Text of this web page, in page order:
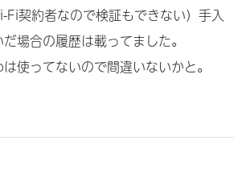
契約者なので検証もできない）手入
場合の履歴は載ってました。
ってないので間違いないかと。